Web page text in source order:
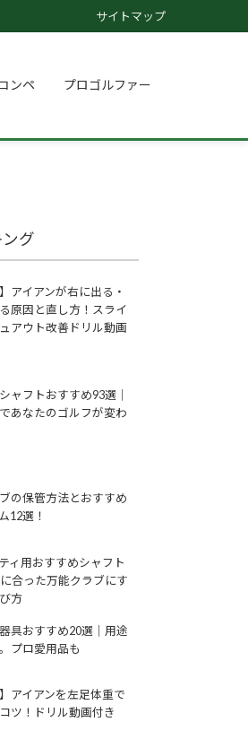
サイトマップ
ンペ プロゴルファー
グ
アイアンが右に出る・
原因と直し方！スライ
アウト改善ドリル動画
ャフトおすすめ93選│
あなたのゴルフが変わ
の保管方法とおすすめ
12選！
ィ用おすすめシャフト
合った万能クラブにす
方
具おすすめ20選｜用途
プロ愛用品も
アイアンを左足体重で
ツ！ドリル動画付き